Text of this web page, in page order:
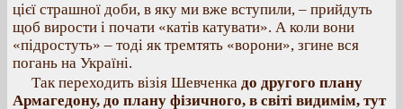
цієї страшної доби, в яку ми вже вступили, – прийдуть
щоб вирости і почати «катів катувати». А коли вони
«підростуть» – тоді як тремтять «ворони», згине вся
погань на Україні.
Так переходить візія Шевченка до другого плану
Армагедону, до плану фізичного, в світі видимім, тут